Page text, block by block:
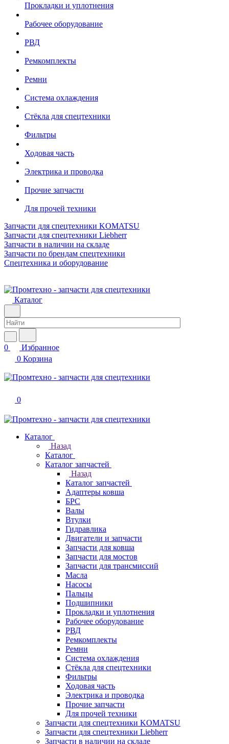
Прокладки и уплотнения
Рабочее оборудование
РВД
Ремкомплекты
Ремни
Система охлаждения
Стёкла для спецтехники
Фильтры
Ходовая часть
Электрика и проводка
Прочие запчасти
Для прочей техники
Запчасти для спецтехники KOMATSU
Запчасти для спецтехники Liebherr
Запчасти в наличии на складе
Запчасти по брендам спецтехники
Спецтехника и оборудование
Каталог
0
Избранное
0 Корзина
0
Каталог
Назад
Каталог
Каталог запчастей
Назад
Каталог запчастей
Адаптеры ковша
БРС
Валы
Втулки
Гидравлика
Двигатели и запчасти
Запчасти для ковша
Запчасти для мостов
Запчасти для трансмиссий
Масла
Насосы
Пальцы
Подшипники
Прокладки и уплотнения
Рабочее оборудование
РВД
Ремкомплекты
Ремни
Система охлаждения
Стёкла для спецтехники
Фильтры
Ходовая часть
Электрика и проводка
Прочие запчасти
Для прочей техники
Запчасти для спецтехники KOMATSU
Запчасти для спецтехники Liebherr
Запчасти в наличии на складе